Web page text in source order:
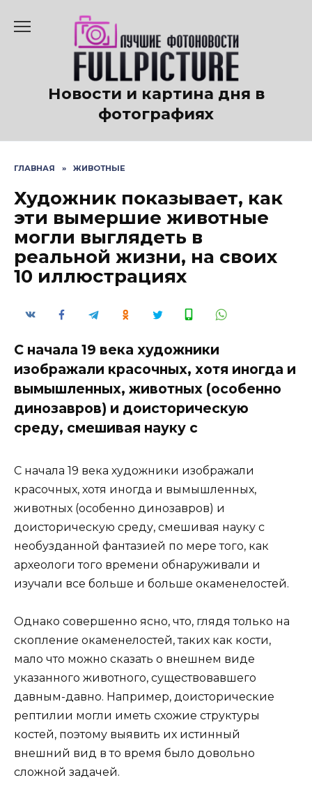
содержанию
Новости и картина дня в
фотографиях
ГЛАВНАЯ » ЖИВОТНЫЕ
Художник показывает, как
эти вымершие животные
могли выглядеть в
реальной жизни, на своих
10 иллюстрациях
С начала 19 века художники
изображали красочных, хотя иногда и
вымышленных, животных (особенно
динозавров) и доисторическую
среду, смешивая науку с
С начала 19 века художники изображали
красочных, хотя иногда и вымышленных,
животных (особенно динозавров) и
доисторическую среду, смешивая науку с
необузданной фантазией по мере того, как
археологи того времени обнаруживали и
изучали все больше и больше окаменелостей.
Однако совершенно ясно, что, глядя только на
скопление окаменелостей, таких как кости,
мало что можно сказать о внешнем виде
указанного животного, существовавшего
давным-давно. Например, доисторические
рептилии могли иметь схожие структуры
костей, поэтому выявить их истинный
внешний вид в то время было довольно
сложной задачей.